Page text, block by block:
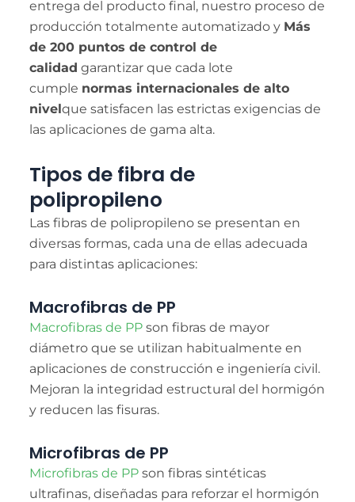
entrega del producto final, nuestro proceso de
producción totalmente automatizado y Más
de 200 puntos de control de
calidad garantizar que cada lote
cumple normas internacionales de alto
nivelque satisfacen las estrictas exigencias de
las aplicaciones de gama alta.
Tipos de fibra de
polipropileno
Las fibras de polipropileno se presentan en
diversas formas, cada una de ellas adecuada
para distintas aplicaciones:
Macrofibras de PP
Macrofibras de PPson fibras de mayor
diámetro que se utilizan habitualmente en
aplicaciones de construcción e ingeniería civil.
Mejoran la integridad estructural del hormigón
y reducen las fisuras.
Microfibras de PP
Microfibras de PPson fibras sintéticas
ultrafinas, diseñadas para reforzar el hormigón